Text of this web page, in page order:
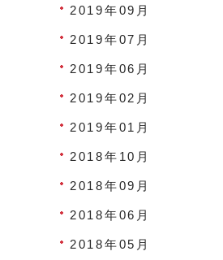
2019年09月
2019年07月
2019年06月
2019年02月
2019年01月
2018年10月
2018年09月
2018年06月
2018年05月